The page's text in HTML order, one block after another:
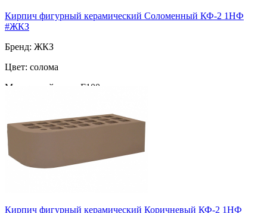
Кирпич фигурный керамический Соломенный КФ-2 1НФ
#ЖКЗ
Бренд: ЖКЗ
Цвет: солома
Морозостойкость: F100
Поверхность: фигурный
Пустотность: пустотелый
Кирпич фигурный керамический Коричневый КФ-2 1НФ